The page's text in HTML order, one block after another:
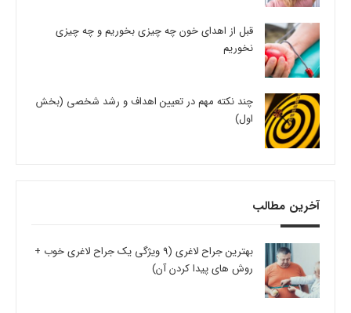
قبل از اهدای خون چه چیزی بخوریم و چه چیزی
نخوریم
چند نکته مهم در تعیین اهداف و رشد شخصی (بخش
اول)
آخرین مطالب
بهترین جراح لاغری (9 ویژگی یک جراح لاغری خوب +
روش های پیدا کردن آن)